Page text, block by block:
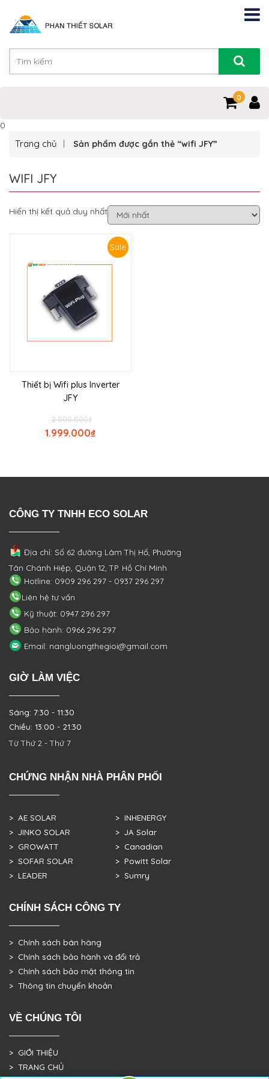
0
0
Trang chủ Sản phẩm được gắn thẻ “wifi JFY”
WIFI JFY
Hiển thị kết quả duy nhất
Sale
Thiết bị Wifi plus Inverter
JFY
₫
2.000.000
₫
1.999.000
CÔNG TY TNHH ECO SOLAR
Địa chỉ: Số 62 đường Lâm Thị Hố, Phường
Tân Chánh Hiệp, Quận 12, TP. Hồ Chí Minh
Hotline: 0909 296 297 - 0937 296 297
Liên hệ tư vấn
Kỹ thuật: 0947 296 297
Bảo hành: 0966 296 297
Email: nangluongthegioi@gmail.com
GIỜ LÀM VIỆC
Sáng: 7:30 - 11:30
Chiều: 13:00 - 21:30
Từ Thứ 2 - Thứ 7
CHỨNG NHẬN NHÀ PHÂN PHỐI
> AE SOLAR
> JINKO SOLAR
> GROWATT
> SOFAR SOLAR
> LEADER
> INHENERGY
> JA Solar
> Canadian
> Powitt Solar
> Sumry
CHÍNH SÁCH CÔNG TY
> Chính sách bán hàng
> Chính sách bảo hành và đổi trả
> Chính sách bảo mật thông tin
> Thông tin chuyển khoản
VỀ CHÚNG TÔI
> GIỚI THIỆU
> TRANG CHỦ